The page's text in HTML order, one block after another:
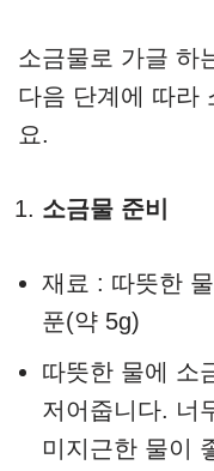
소금물로 가글 하
다음 단계에 따라
요.
소금물 준비
재료 : 따뜻한
푼(약 5g)
따뜻한 물에 소
저어줍니다. 너
미지근한 물이